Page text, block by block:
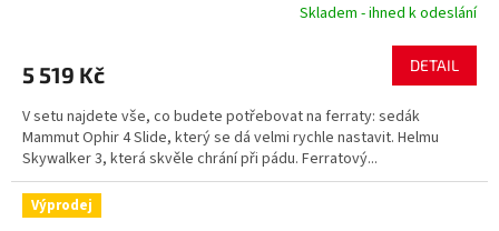
Skladem - ihned k odeslání
5 519 Kč DETAIL
V setu najdete vše, co budete potřebovat na ferraty: sedák
Mammut Ophir 4 Slide, který se dá velmi rychle nastavit. Helmu
Skywalker 3, která skvěle chrání při pádu. Ferratový...
Výprodej